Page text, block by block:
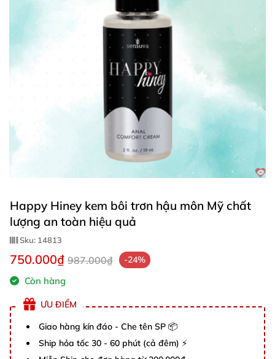
Happy Hiney kem bôi trơn hậu môn Mỹ chất
lượng an toàn hiệu quả
Sku: 14813
750.000₫ 987.000₫ -24%
Còn hàng
ƯU ĐIỂM
Giao hàng kín đáo - Che tên SP 📦
Ship hỏa tốc 30 - 60 phút (cả đêm) ⚡